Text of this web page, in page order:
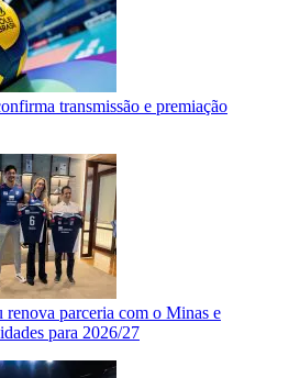
transmissão e premiação
parceria com o Minas e
para 2026/27